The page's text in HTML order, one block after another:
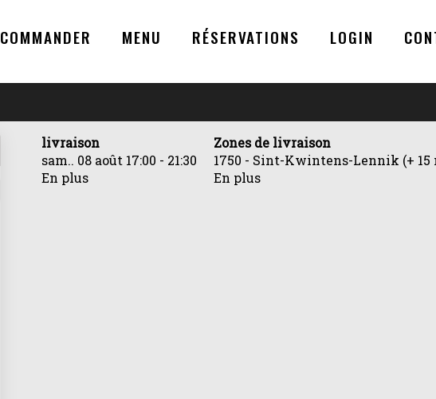
COMMANDER MENU RÉSERVATIONS LOGIN
livraison
sam.. 08 août 17:00 - 21:30
En plus
Zones de livraison
1750 - Sint-Kwintens-Lennik (+ 15
En plus